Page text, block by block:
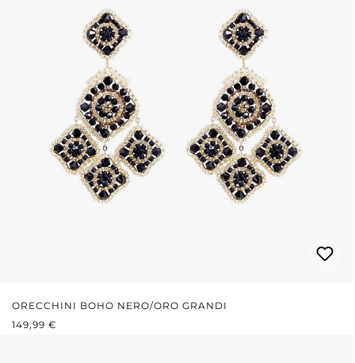
ORECCHINI BOHO NERO/ORO GRANDI
PREZZO NORMALE:
149,99 €